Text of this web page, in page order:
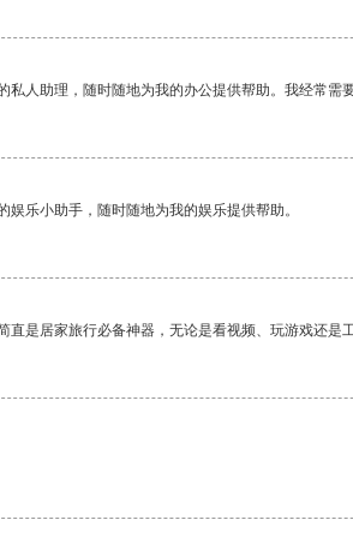
私人助理，随时随地为我的办公提供帮助。我经常需
娱乐小助手，随时随地为我的娱乐提供帮助。
直是居家旅行必备神器，无论是看视频、玩游戏还是